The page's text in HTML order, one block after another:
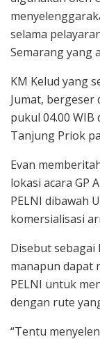
selama
Semarang yang
KM Kelud yang
Jumat,
pukul 04.00
Tanjung Priok
Evan
lokasi acara GP
PELNI dibawah
komersialisasi
Disebut sebagai
manapun dapat
PELNI untuk
dengan rute
“Tentu